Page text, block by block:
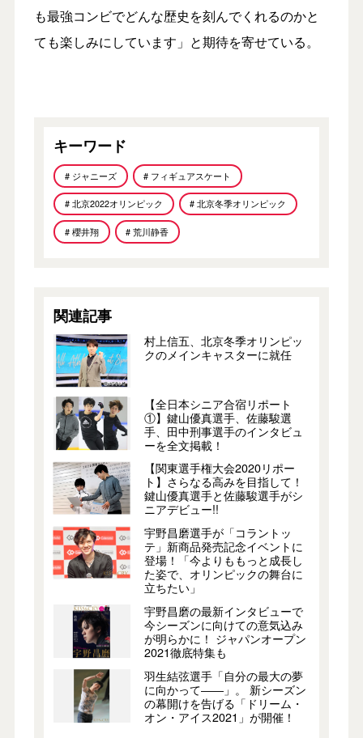
も最強コンビでどんな歴史を刻んでくれるのかと
ても楽しみにしています」と期待を寄せている。
キーワード
# ジャニーズ # フィギュアスケート
# 北京2022オリンピック # 北京冬季オリンピック
# 櫻井翔 # 荒川静香
関連記事
村上信五、北京冬季オリンピッ
クのメインキャスターに就任
【全日本シニア合宿リポート
①】鍵山優真選手、佐藤駿選
手、田中刑事選手のインタビュ
ーを全文掲載！
【関東選手権大会2020リポー
ト】さらなる高みを目指して！
鍵山優真選手と佐藤駿選手がシ
ニアデビュー!!
宇野昌磨選手が「コラントッ
テ」新商品発売記念イベントに
登場！「今よりももっと成長し
た姿で、オリンピックの舞台に
立ちたい」
宇野昌磨の最新インタビューで
今シーズンに向けての意気込み
が明らかに！ ジャパンオープン
2021徹底特集も
羽生結弦選手「自分の最大の夢
に向かって――」。 新シーズン
の幕開けを告げる「ドリーム・
オン・アイス2021」が開催！